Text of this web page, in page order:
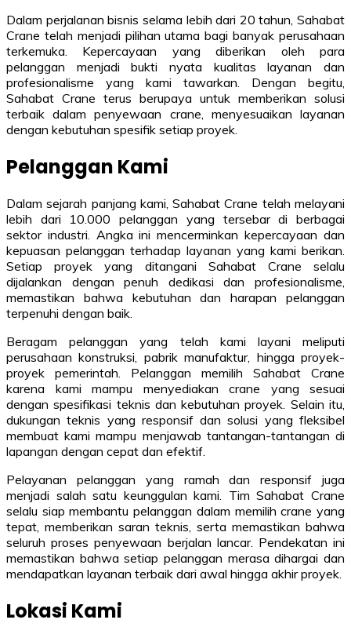
Dalam perjalanan bisnis selama lebih dari 20 tahun, Sahabat
Crane telah menjadi pilihan utama bagi banyak perusahaan
terkemuka. Kepercayaan yang diberikan oleh para
pelanggan menjadi bukti nyata kualitas layanan dan
profesionalisme yang kami tawarkan. Dengan begitu,
Sahabat Crane terus berupaya untuk memberikan solusi
terbaik dalam penyewaan crane, menyesuaikan layanan
dengan kebutuhan spesifik setiap proyek.
Pelanggan Kami
Dalam sejarah panjang kami, Sahabat Crane telah melayani
lebih dari 10.000 pelanggan yang tersebar di berbagai
sektor industri. Angka ini mencerminkan kepercayaan dan
kepuasan pelanggan terhadap layanan yang kami berikan.
Setiap proyek yang ditangani Sahabat Crane selalu
dijalankan dengan penuh dedikasi dan profesionalisme,
memastikan bahwa kebutuhan dan harapan pelanggan
terpenuhi dengan baik.
Beragam pelanggan yang telah kami layani meliputi
perusahaan konstruksi, pabrik manufaktur, hingga proyek-
proyek pemerintah. Pelanggan memilih Sahabat Crane
karena kami mampu menyediakan crane yang sesuai
dengan spesifikasi teknis dan kebutuhan proyek. Selain itu,
dukungan teknis yang responsif dan solusi yang fleksibel
membuat kami mampu menjawab tantangan-tantangan di
lapangan dengan cepat dan efektif.
Pelayanan pelanggan yang ramah dan responsif juga
menjadi salah satu keunggulan kami. Tim Sahabat Crane
selalu siap membantu pelanggan dalam memilih crane yang
tepat, memberikan saran teknis, serta memastikan bahwa
seluruh proses penyewaan berjalan lancar. Pendekatan ini
memastikan bahwa setiap pelanggan merasa dihargai dan
mendapatkan layanan terbaik dari awal hingga akhir proyek.
Lokasi Kami